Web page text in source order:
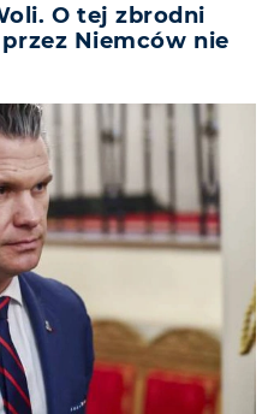
O tej zbrodni
Niemców nie